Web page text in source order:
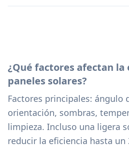
¿Qué factores afectan la
paneles solares?
Factores principales: ángulo
orientación, sombras,
limpieza. Incluso una ligera
reducir la eficiencia hasta un